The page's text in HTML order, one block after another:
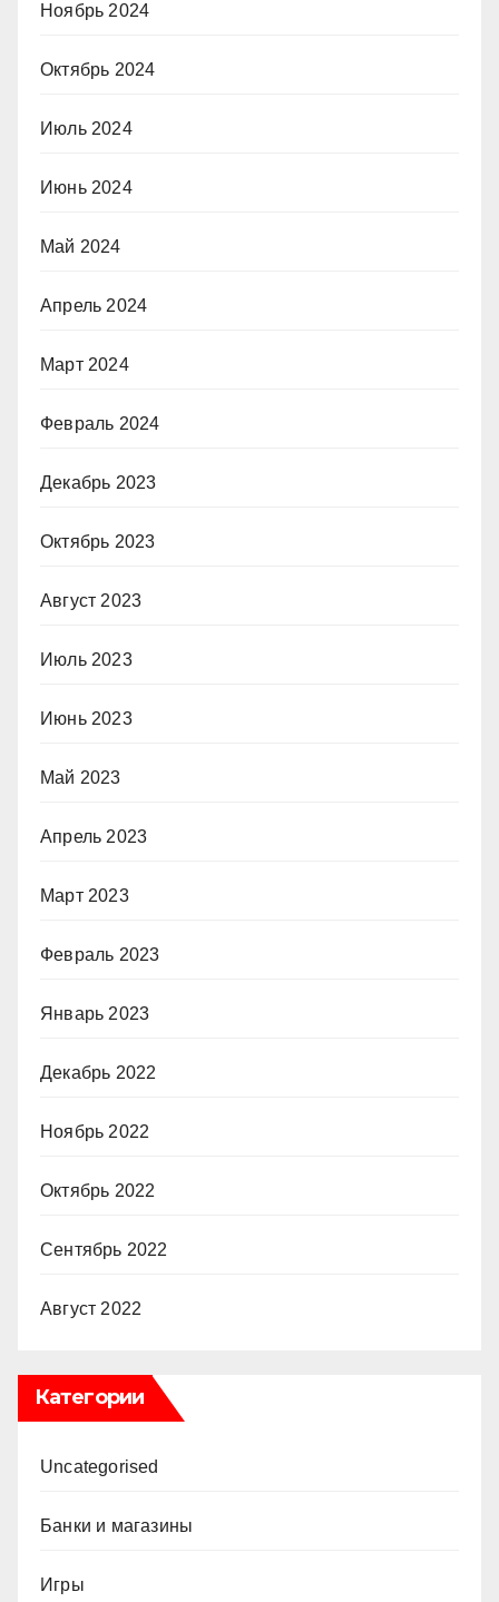
Ноябрь 2024
Октябрь 2024
Июль 2024
Июнь 2024
Май 2024
Апрель 2024
Март 2024
Февраль 2024
Декабрь 2023
Октябрь 2023
Август 2023
Июль 2023
Июнь 2023
Май 2023
Апрель 2023
Март 2023
Февраль 2023
Январь 2023
Декабрь 2022
Ноябрь 2022
Октябрь 2022
Сентябрь 2022
Август 2022
Категории
Uncategorised
Банки и магазины
Игры